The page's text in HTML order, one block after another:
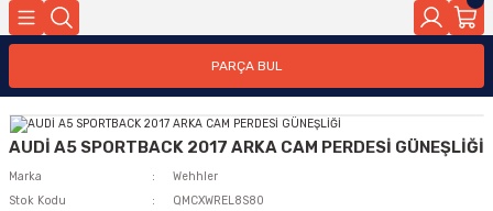
PARÇA BUL
AUDİ A5 SPORTBACK 2017 ARKA CAM PERDESİ GÜNEŞLİĞİ
Marka
Wehhler
Stok Kodu
QMCXWREL8S80